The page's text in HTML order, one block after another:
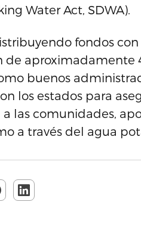
Water Act, SDWA).
fondos
de
buenos
los estados para
las comunidades,
a través del agua